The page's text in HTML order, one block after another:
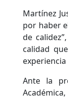
Martínez
por haber
de
calidad
Ante la